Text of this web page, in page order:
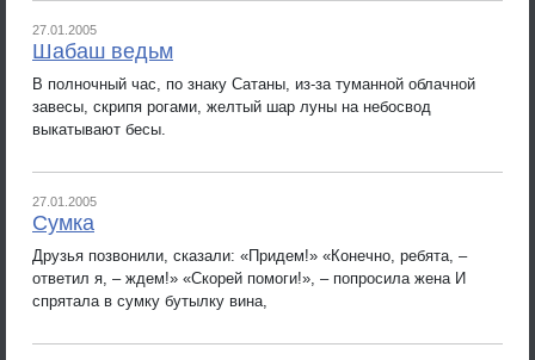
27.01.2005
Шабаш ведьм
В полночный час, по знаку Сатаны, из-за туманной облачной
завесы, скрипя рогами, желтый шар луны на небосвод
выкатывают бесы.
27.01.2005
Сумка
Друзья позвонили, сказали: «Придем!» «Конечно, ребята, –
ответил я, – ждем!» «Скорей помоги!», – попросила жена И
спрятала в сумку бутылку вина,